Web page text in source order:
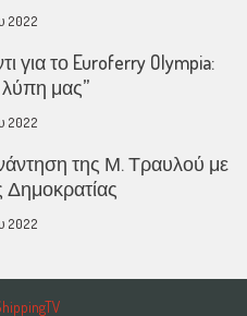
2022
για το Euroferry Olympia:
μας”
2022
της Μ. Τραυλού με
Δημοκρατίας
2022